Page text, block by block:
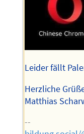
Leider fällt
Herzliche
Matthias
--